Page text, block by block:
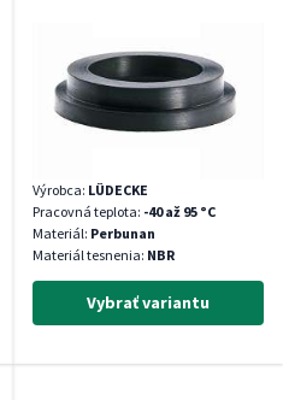
Výrobca: LÜDECKE
Pracovná teplota: -40 až 95 °C
Materiál: Perbunan
Materiál tesnenia: NBR
Vybrať variantu